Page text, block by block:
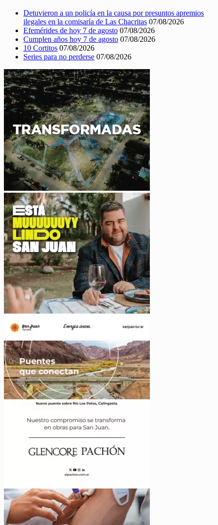
Detuvieron a un policía en la causa por presuntos apremios
ilegales en la comisaría de Las Chacritas 07/08/2026
Efemérides de hoy 7 de agosto 07/08/2026
Cumplen años hoy 7 de agosto 07/08/2026
10 Cortitos 07/08/2026
Series para no perderse 07/08/2026